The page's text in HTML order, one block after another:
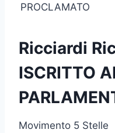
PROCLAMATO
Ricciardi
ISCRITTO
Movimento 5 Stelle